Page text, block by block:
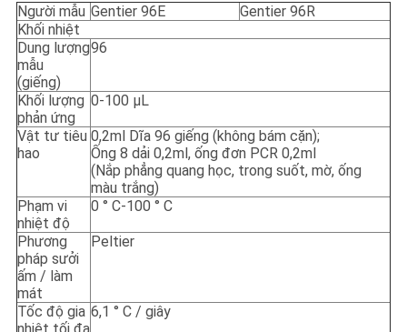
Người mẫu Gentier 96E
Gentier 96R
Khối nhiệt
Dung lượng
mẫu
(giếng)
96
Khối lượng
phản ứng
0-100 μL
Vật tư tiêu
hao
0,2ml Dĩa 96 giếng (không bám cặn);
Ống 8 dải 0,2ml, ống đơn PCR 0,2ml
(Nắp phẳng quang học, trong suốt, mờ, ống
màu trắng)
Phạm vi
nhiệt độ
0 ° C-100 ° C
Phương
pháp sưởi
ấm / làm
mát
Peltier
Tốc độ gia 6,1 ° C / giây